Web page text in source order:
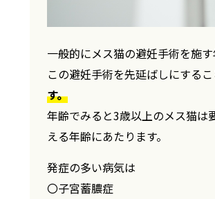
一般的にメス猫の避妊手術を施
この避妊手術を先延ばしにするこ
す。
年齢でみると3歳以上のメス猫は
える年齢にあたります。
発症の多い病気は
〇子宮蓄膿症